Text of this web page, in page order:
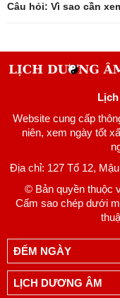
Câu hỏi: Vì sao cần
Website cung cấp
niên, xem ngày tốt
Địa chỉ: 127 Tổ 12,
© Bản quyền thuộc
Cấm sao chép dưới
ĐẾM NGÀY
LỊCH DƯƠNG ÂM